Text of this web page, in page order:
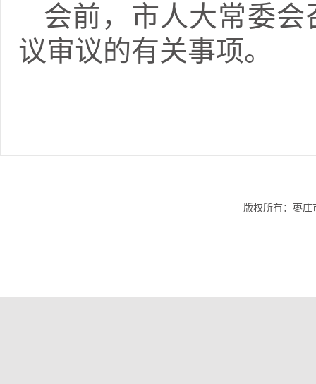
会前，市人大常委
议审议的有关事项。
版权所有：枣